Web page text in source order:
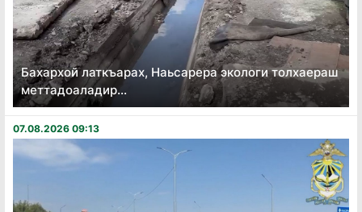
Бахархой латкъарах, Наьсарера экологи толхаераш
меттадоаладир...
07.08.2026 09:13